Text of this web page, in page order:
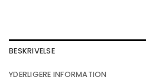
BESKRIVELSE
YDERLIGERE INFORMATION